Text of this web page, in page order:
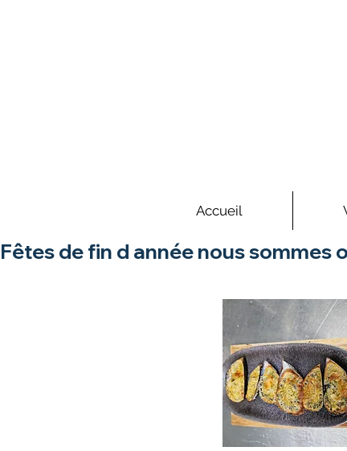
Accueil
Fêtes de fin d année nous sommes